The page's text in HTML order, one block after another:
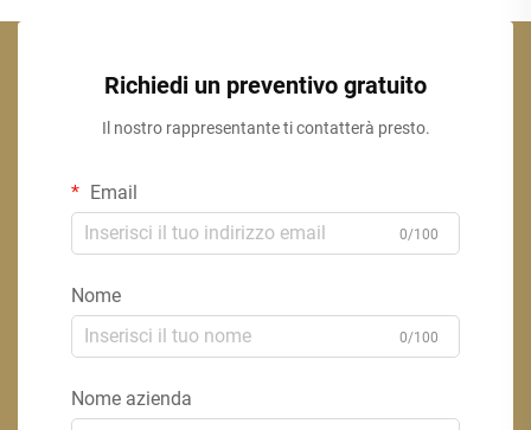
Richiedi un preventivo gratuito
Il nostro rappresentante ti contatterà presto.
Email
0/100
Nome
0/100
Nome azienda